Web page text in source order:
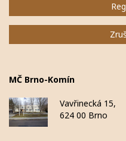
MČ Brno-Komín
Vavřinecká 15,
624 00 Brno